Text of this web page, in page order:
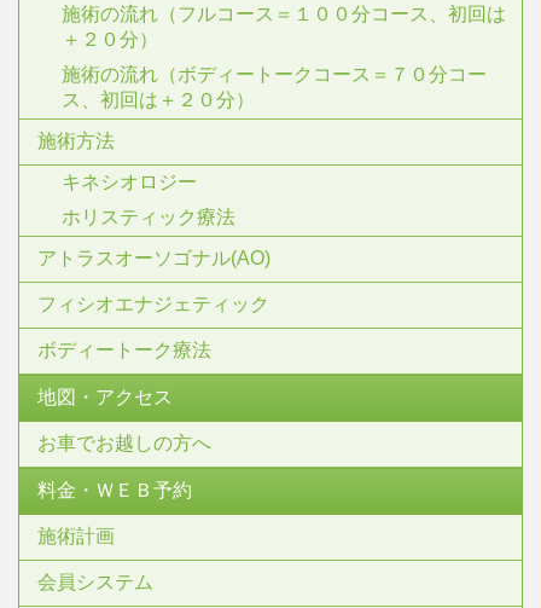
施術の流れ（フルコース＝１００分コース、初回は
＋２０分）
施術の流れ（ボディートークコース＝７０分コー
ス、初回は＋２０分）
施術方法
キネシオロジー
ホリスティック療法
アトラスオーソゴナル(AO)
フィシオエナジェティック
ボディートーク療法
地図・アクセス
お車でお越しの方へ
料金・ＷＥＢ予約
施術計画
会員システム